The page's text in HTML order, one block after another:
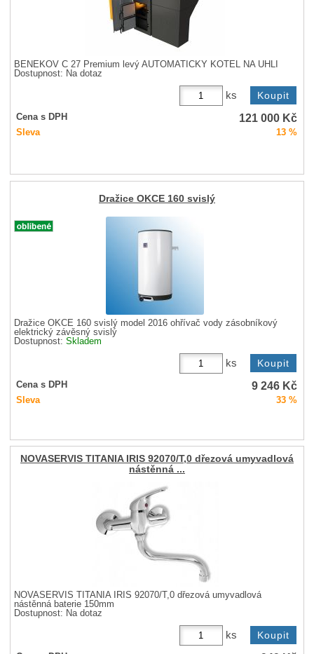
BENEKOV C 27 Premium levý AUTOMATICKÝ KOTEL NA UHLÍ
Dostupnost: Na dotaz
ks
Cena s DPH 121 000 Kč
Sleva 13 %
Dražice OKCE 160 svislý
Dražice OKCE 160 svislý model 2016 ohřívač vody zásobníkový
elektrický závěsný svislý
Dostupnost:Skladem
ks
Cena s DPH 9 246 Kč
Sleva 33 %
NOVASERVIS TITANIA IRIS 92070/T,0 dřezová umyvadlová
nástěnná ...
NOVASERVIS TITANIA IRIS 92070/T,0 dřezová umyvadlová
nástěnná baterie 150mm
Dostupnost: Na dotaz
ks